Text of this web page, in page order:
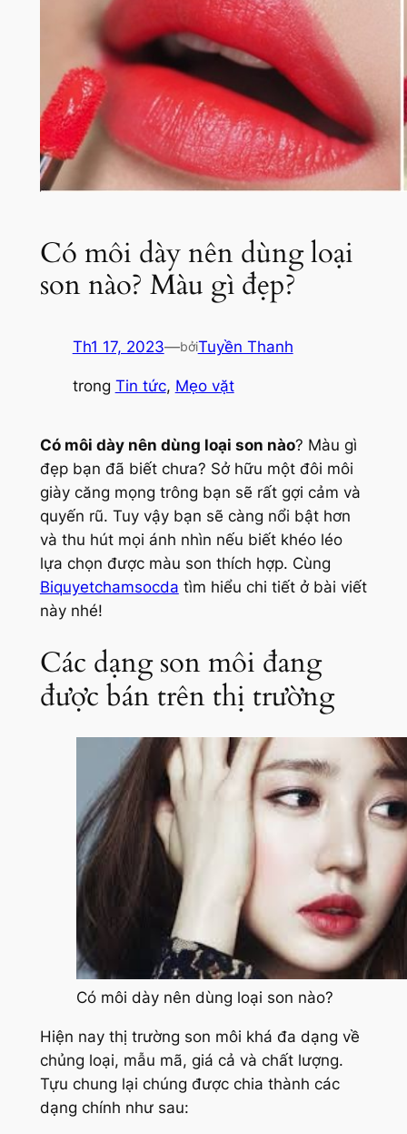
Có môi dày nên dùng loại
son nào? Màu gì đẹp?
Th1 17, 2023—bởiTuyền Thanh
trong Tin tức, Mẹo vặt
Có môi dày nên dùng loại son nào? Màu gì
đẹp bạn đã biết chưa? Sở hữu một đôi môi
giày căng mọng trông bạn sẽ rất gợi cảm và
quyến rũ. Tuy vậy bạn sẽ càng nổi bật hơn
và thu hút mọi ánh nhìn nếu biết khéo léo
lựa chọn được màu son thích hợp. Cùng
Biquyetchamsocda tìm hiểu chi tiết ở bài viết
này nhé!
Các dạng son môi đang
được bán trên thị trường
Có môi dày nên dùng loại son nào?
Hiện nay thị trường son môi khá đa dạng về
chủng loại, mẫu mã, giá cả và chất lượng.
Tựu chung lại chúng được chia thành các
dạng chính như sau: